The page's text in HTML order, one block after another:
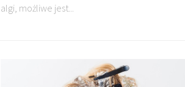
algi, możliwe jest...